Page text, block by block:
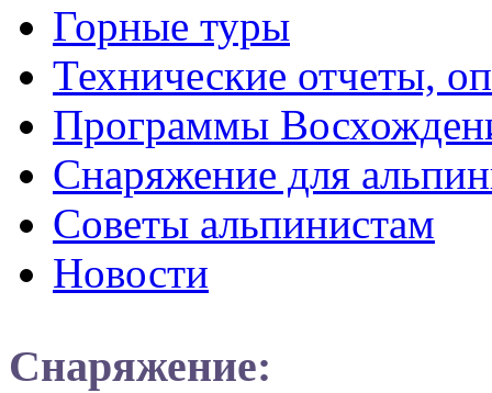
Горные туры
Технические отчеты,
Программы
Снаряжение для
Советы альпинистам
Новости
Снаряжение: